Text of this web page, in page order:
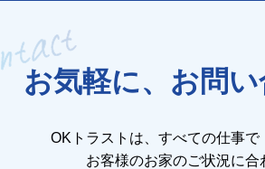
お気軽に、お問
OKトラストは、すべての仕事で
お客様のお家のご状況に合